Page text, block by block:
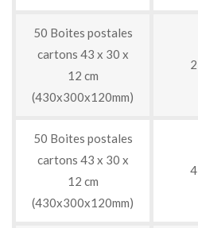
50 Boites postales
cartons 43 x 30 x
12 cm
(430x300x120mm)
2
50 Boites postales
cartons 43 x 30 x
12 cm
(430x300x120mm)
4